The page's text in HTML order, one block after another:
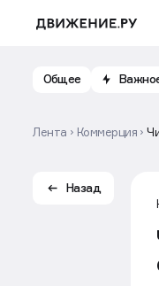
Общее
Лента Коммерция
Назад